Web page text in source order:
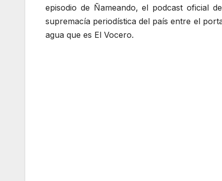
episodio de Ñameando, el podcast oficial
supremacía periodística del país entre el
agua que es El Vocero.